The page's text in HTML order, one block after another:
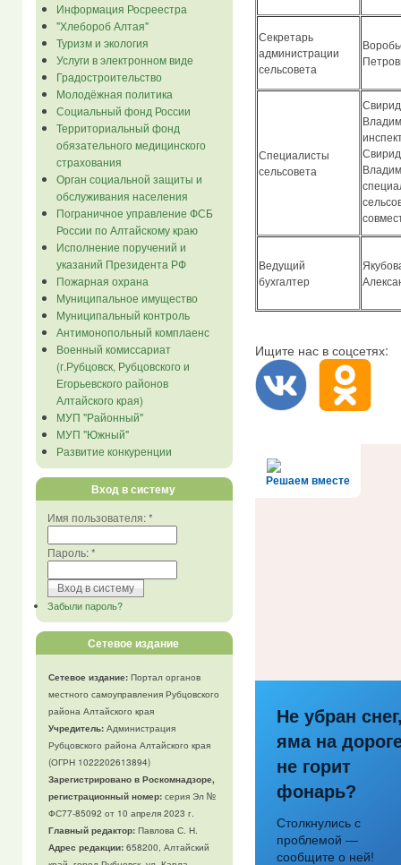
Информация Росреестра
"Хлебороб Алтая"
Туризм и экология
Услуги в электронном виде
Градостроительство
Молодёжная политика
Социальный фонд России
Территориальный фонд
обязательного медицинского
страхования
Орган социальной защиты и
обслуживания населения
Пограничное управление ФСБ
России по Алтайскому краю
Исполнение поручений и
указаний Президента РФ
Пожарная охрана
Муниципальное имущество
Муниципальный контроль
Антимонопольный комплаенс
Военный комиссариат
(г.Рубцовск, Рубцовского и
Егорьевского районов
Алтайского края)
МУП "Районный"
МУП "Южный"
Развитие конкуренции
Вход в систему
Имя пользователя:*
Пароль:*
Забыли пароль?
Сетевое издание
Сетевое издание:Портал органов
местного самоуправления Рубцовского
района Алтайского края
Учредитель:Администрация
Рубцовского района Алтайского края
(ОГРН 1022202613894)
Зарегистрировано в Роскомнадзоре,
регистрационный номер:серия Эл №
ФС77-85092 от 10 апреля 2023 г.
Главный редактор:Павлова С. Н.
Адрес редакции:658200, Алтайский
Секретарь
администрации
сельсовета
Специалисты
сельсовета
Ведущий
бухгалтер
Ищите нас в соцсетях:
Решаем вместе
Не убран
яма на
не горит
фонарь?
Столкнулись с
проблемой —
сообщите о ней!